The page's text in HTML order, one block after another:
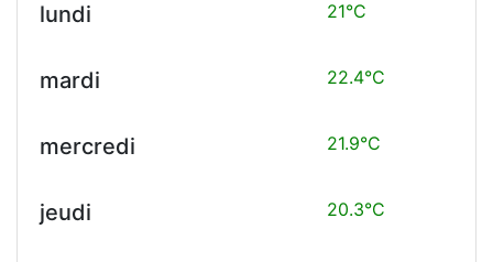
lundi 21°C
mardi 22.4°C
mercredi 21.9°C
jeudi 20.3°C